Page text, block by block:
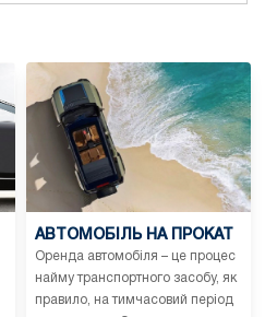
АВТОМОБІЛЬ НА ПРОКАТ
Оренда автомобіля – це процес
найму транспортного засобу, як
правило, на тимчасовий період